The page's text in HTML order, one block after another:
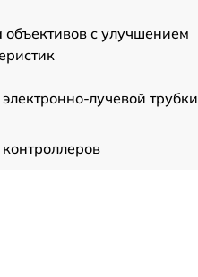
с улучшением
лучевой трубки